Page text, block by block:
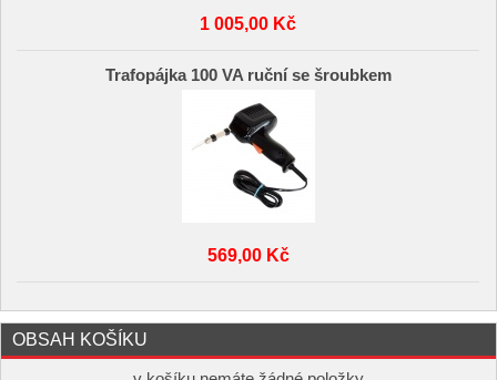
1 005,00 Kč
Trafopájka 100 VA ruční se šroubkem
569,00 Kč
OBSAH KOŠÍKU